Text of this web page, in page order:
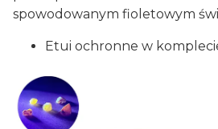
spowodowanym fioletowym
Etui ochronne w